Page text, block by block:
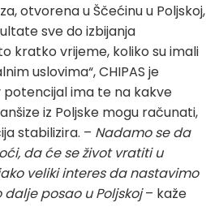
otvorena u Ščećinu u Poljskoj,
sve do izbijanja
kratko vrijeme, koliko su imali
uslovima“, CHIPAS je
ima te na kakve
iz Poljske mogu računati,
stabilizira. – Nadamo se da
da će se život vratiti u
veliki interes da nastavimo
posao u Poljskoj– kaže